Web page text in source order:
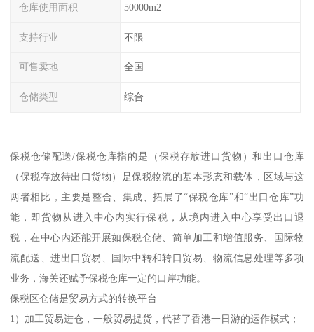
仓库使用面积 50000m2
支持行业 不限
可售卖地 全国
仓储类型 综合
保税仓储配送/保税仓库指的是（保税存放进口货物）和出口仓库
（保税存放待出口货物）是保税物流的基本形态和载体，区域与这
两者相比，主要是整合、集成、拓展了“保税仓库”和“出口仓库”功
能，即货物从进入中心内实行保税，从境内进入中心享受出口退
税，在中心内还能开展如保税仓储、简单加工和增值服务、国际物
流配送、进出口贸易、国际中转和转口贸易、物流信息处理等多项
业务，海关还赋予保税仓库一定的口岸功能。
保税区仓储是贸易方式的转换平台
1）加工贸易进仓，一般贸易提货，代替了香港一日游的运作模式；